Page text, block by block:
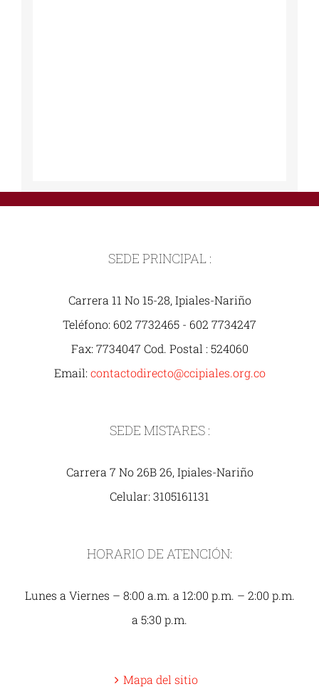
SEDE PRINCIPAL :
Carrera 11 No 15-28, Ipiales-Nariño
Teléfono: 602 7732465 - 602 7734247
Fax: 7734047 Cod. Postal : 524060
Email: contactodirecto@ccipiales.org.co
SEDE MISTARES :
Carrera 7 No 26B 26, Ipiales-Nariño
Celular: 3105161131
HORARIO DE ATENCIÓN:
Lunes a Viernes – 8:00 a.m. a 12:00 p.m. – 2:00 p.m.
a 5:30 p.m.
Mapa del sitio